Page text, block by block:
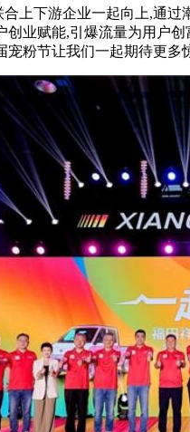
上下游企业一起向上,通
创业赋能,引爆流量为用户
宠粉节让我们一起期待更多